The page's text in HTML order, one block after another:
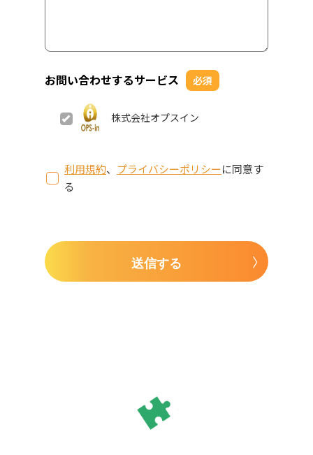
お問い合わせするサービス 必須
株式会社オプスイン
利用規約、 プライバシーポリシーに同意す
る
送信する